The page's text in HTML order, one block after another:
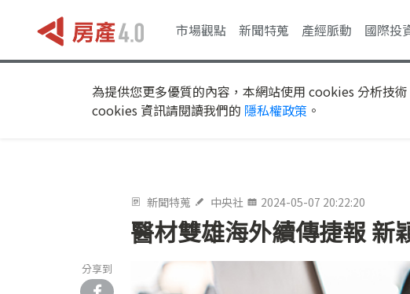
市場觀點 新聞特蒐 產經脈動 國際投
為提供您更多優質的內容，本網站使用 cookies 分析技
cookies 資訊請閱讀我們的 隱私權政策 。
新聞特蒐 中央社 2024-05-07 20:22:20
醫材雙雄海外續傳捷報 新
分享到